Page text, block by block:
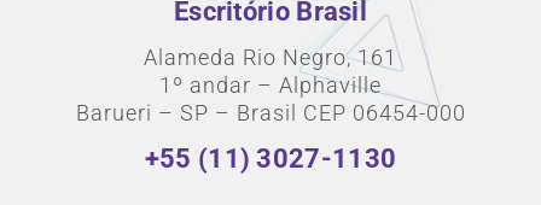
Escritório Brasil
Alameda Rio Negro, 161
1º andar – Alphaville
Barueri – SP – Brasil CEP 06454-000
+55 (11) 3027-1130